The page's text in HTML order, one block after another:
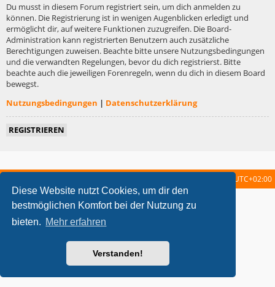
Diese Website nutzt Cookies, um dir den
bestmöglichen Komfort bei der Nutzung zu
bieten. Mehr erfahren
Verstanden!
Du musst in diesem Forum registriert sein, um dich anmelden zu
können. Die Registrierung ist in wenigen Augenblicken erledigt und
ermöglicht dir, auf weitere Funktionen zuzugreifen. Die Board-
Administration kann registrierten Benutzern auch zusätzliche
Berechtigungen zuweisen. Beachte bitte unsere Nutzungsbedingungen
und die verwandten Regelungen, bevor du dich registrierst. Bitte
beachte auch die jeweiligen Forenregeln, wenn du dich in diesem Board
bewegst.
Nutzungsbedingungen | Datenschutzerklärung
REGISTRIEREN
UTC+02:00
metrolike style by Eric Seguin Updated for phpBB3.2 by
Powered byphpBB ® Forum Software © phpBB Limited
Deutsche Übersetzung durch